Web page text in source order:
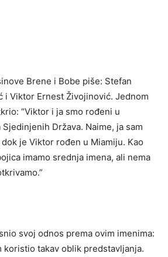
Brene i Bobe piše: Stefan
i Viktor Ernest Živojinović. Jednom
“Viktor i ja smo rođeni u
Država. Naime, ja sam
je Viktor rođen u Miamiju. Kao
imamo srednja imena, ali nema
svoj odnos prema ovim imenima:
koristio takav oblik predstavljanja.